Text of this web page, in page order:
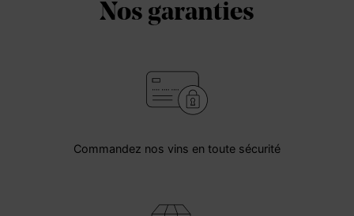
Nos garanties
Commandez nos vins en toute sécurité